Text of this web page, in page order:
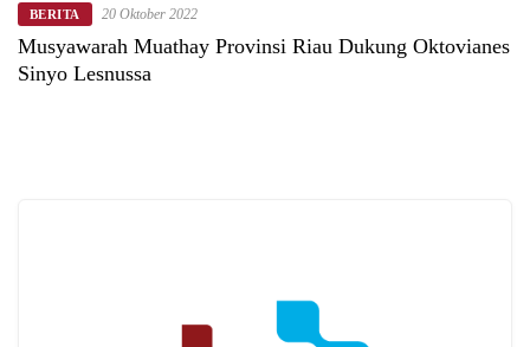
BERITA 20 Oktober 2022
Musyawarah Muathay Provinsi Riau Dukung Oktovianes
Sinyo Lesnussa